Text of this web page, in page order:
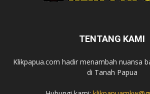
TENTANG KAMI
Klikpapua.com hadir menambah nuansa
di Tanah Papua